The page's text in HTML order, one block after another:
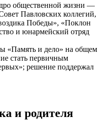
общественной жизни —
Павловских коллегий,
Победы», «Поклон
и юнармейский отряд
«Память и дело» на общем
стать первичным
решение поддержал
и родителя